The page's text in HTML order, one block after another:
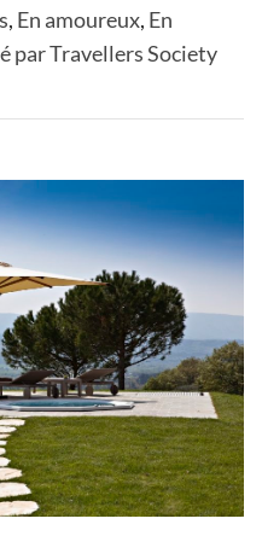
, En amoureux, En
par Travellers Society